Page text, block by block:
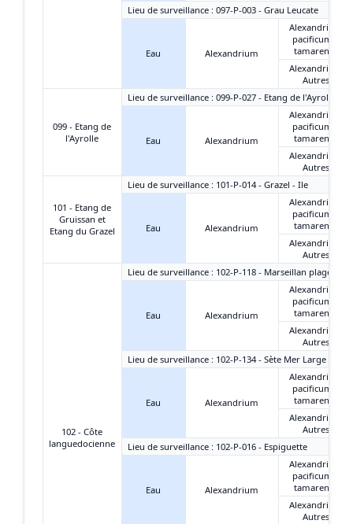
Lieu de surveillance : 097-P-003 - Grau Leucate
Eau Alexandrium
Alexandrium
pacificum +
tamarense
Alexandrium
Autres
099 - Etang de
l'Ayrolle
Lieu de surveillance : 099-P-027 - Etang de l'Ayrolle -
Eau Alexandrium
Alexandrium
pacificum +
tamarense
Alexandrium
Autres
101 - Etang de
Gruissan et
Etang du Grazel
Lieu de surveillance : 101-P-014 - Grazel - Ile
Eau Alexandrium
Alexandrium
pacificum +
tamarense
Alexandrium
Autres
102 - Côte
languedocienne
Lieu de surveillance : 102-P-118 - Marseillan plage-est
Eau Alexandrium
Alexandrium
pacificum +
tamarense
Alexandrium
Autres
Lieu de surveillance : 102-P-134 - Sète Mer Large
Eau Alexandrium
Alexandrium
pacificum +
tamarense
Alexandrium
Autres
Lieu de surveillance : 102-P-016 - Espiguette
Eau Alexandrium
Alexandrium
pacificum +
tamarense
Alexandrium
Autres